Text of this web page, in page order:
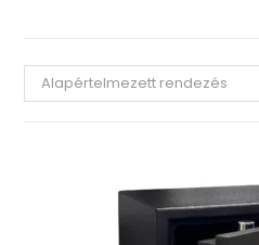
Alapértelmezett rendezés